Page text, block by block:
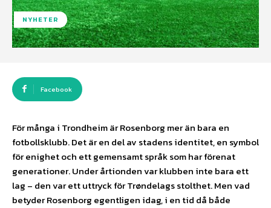
NYHETER
Facebook
För många i Trondheim är Rosenborg mer än bara en
fotbollsklubb. Det är en del av stadens identitet, en symbol
för enighet och ett gemensamt språk som har förenat
generationer. Under årtionden var klubben inte bara ett
lag – den var ett uttryck för Trøndelags stolthet. Men vad
betyder Rosenborg egentligen idag, i en tid då både